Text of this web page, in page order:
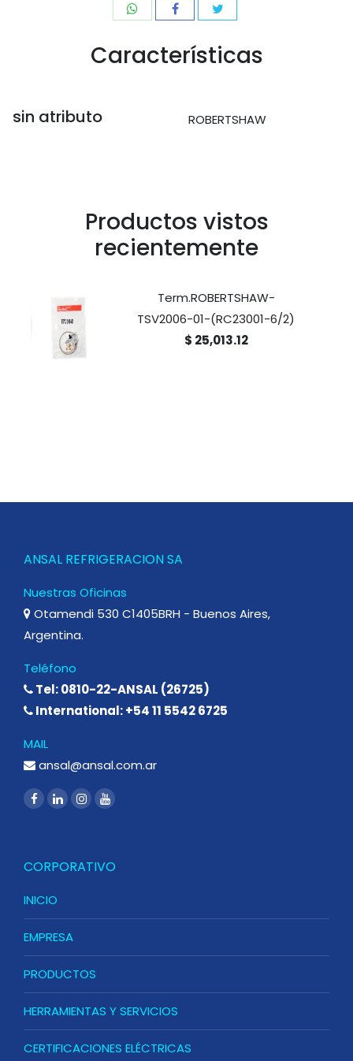
Características
sin atributo ROBERTSHAW
Productos vistos
recientemente
Term.ROBERTSHAW-
TSV2006-01-(RC23001-6/2)
$ 25,013.12
ANSAL REFRIGERACION SA
Nuestras Oficinas
Otamendi 530 C1405BRH - Buenos Aires,
Argentina.
Teléfono
Tel: 0810-22-ANSAL (26725)
International: +54 11 5542 6725
MAIL
ansal@ansal.com.ar
CORPORATIVO
INICIO
EMPRESA
PRODUCTOS
HERRAMIENTAS Y SERVICIOS
CERTIFICACIONES ELÉCTRICAS